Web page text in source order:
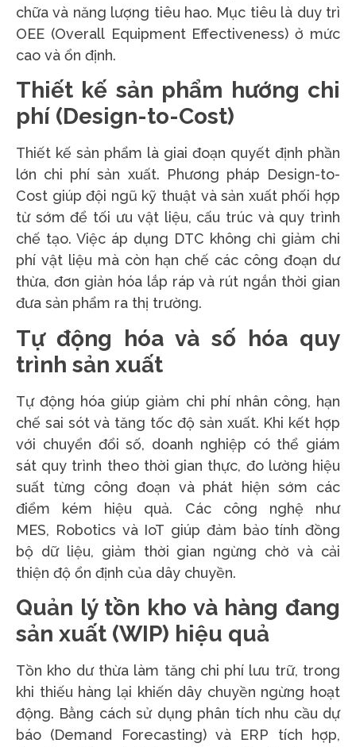
chữa và năng lượng tiêu hao. Mục tiêu là duy trì
OEE (Overall Equipment Effectiveness) ở mức
cao và ổn định.
Thiết kế sản phẩm hướng chi
phí (Design-to-Cost)
Thiết kế sản phẩm là giai đoạn quyết định phần
lớn chi phí sản xuất. Phương pháp Design-to-
Cost giúp đội ngũ kỹ thuật và sản xuất phối hợp
từ sớm để tối ưu vật liệu, cấu trúc và quy trình
chế tạo. Việc áp dụng DTC không chỉ giảm chi
phí vật liệu mà còn hạn chế các công đoạn dư
thừa, đơn giản hóa lắp ráp và rút ngắn thời gian
đưa sản phẩm ra thị trường.
Tự động hóa và số hóa quy
trình sản xuất
Tự động hóa giúp giảm chi phí nhân công, hạn
chế sai sót và tăng tốc độ sản xuất. Khi kết hợp
với chuyển đổi số, doanh nghiệp có thể giám
sát quy trình theo thời gian thực, đo lường hiệu
suất từng công đoạn và phát hiện sớm các
điểm kém hiệu quả. Các công nghệ như
MES, Robotics và IoT giúp đảm bảo tính đồng
bộ dữ liệu, giảm thời gian ngừng chờ và cải
thiện độ ổn định của dây chuyền.
Quản lý tồn kho và hàng đang
sản xuất (WIP) hiệu quả
Tồn kho dư thừa làm tăng chi phí lưu trữ, trong
khi thiếu hàng lại khiến dây chuyền ngừng hoạt
động. Bằng cách sử dụng phân tích nhu cầu dự
báo (Demand Forecasting) và ERP tích hợp,